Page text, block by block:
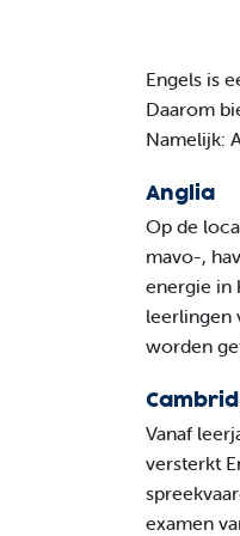
Engels is
Daarom
Namelijk:
Anglia
Op de
mavo-,
energie in
leerlingen
worden
Vanaf
versterkt
examen